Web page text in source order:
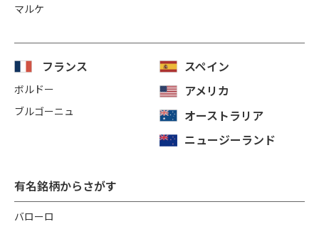
マルケ
フランス
ボルドー
ブルゴーニュ
スペイン
アメリカ
オーストラリア
ニュージーランド
有名銘柄からさがす
バローロ